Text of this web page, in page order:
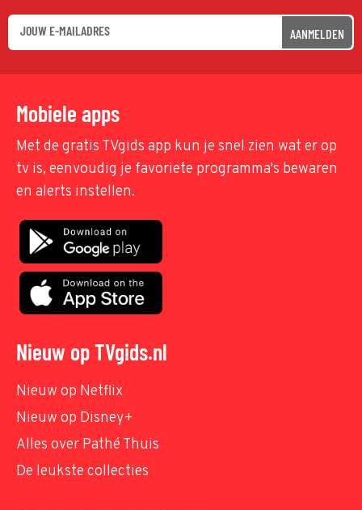
AANMELDEN
Mobiele apps
Met de gratis TVgids app kun je snel zien wat er op
tv is, eenvoudig je favoriete programma's bewaren
en alerts instellen.
Nieuw op TVgids.nl
Nieuw op Netflix
Nieuw op Disney+
Alles over Pathé Thuis
De leukste collecties